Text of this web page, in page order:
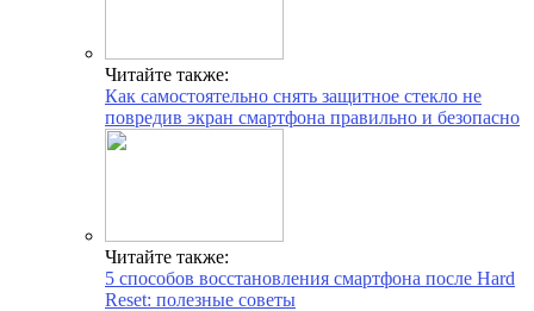
Читайте также:
Как самостоятельно снять защитное стекло не
повредив экран смартфона правильно и безопасно
Читайте также:
5 способов восстановления смартфона после Hard
Reset: полезные советы